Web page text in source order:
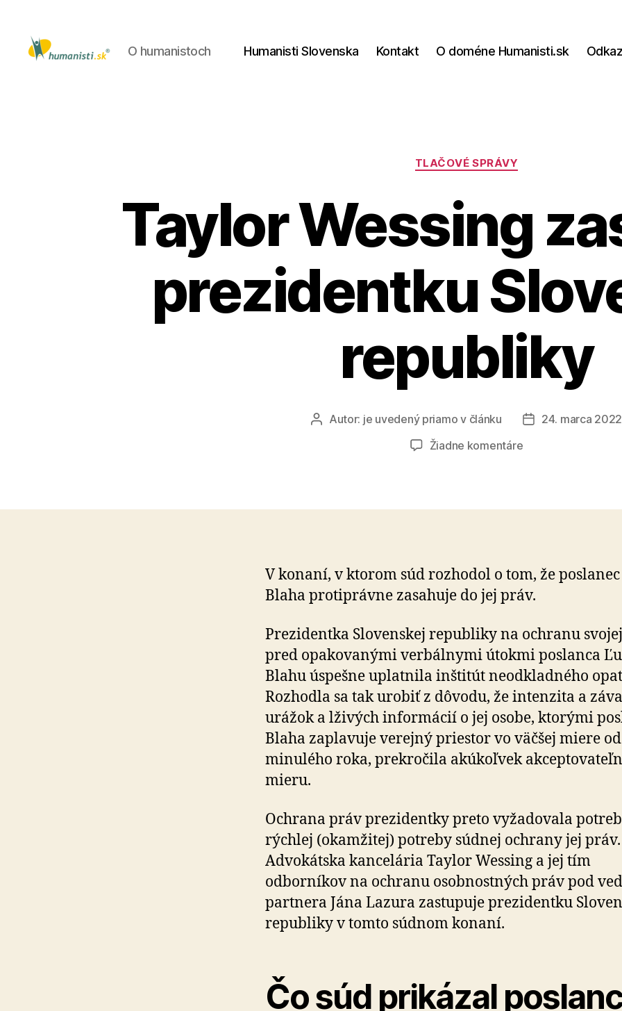
O humanistoch Humanisti Slovenska Kontakt O doméne Humanisti.sk
Kategórie
TLAČOVÉ SPRÁVY
Taylor Wessing
prezidentku
republiky
AutorAutor: je uvedený priamo v článku
Dátum
24. marca 2022
Žiadne komentárena
prezidentku
V konaní, v ktorom súd rozhodol o tom, že
Blaha protiprávne zasahuje do jej práv.
Prezidentka Slovenskej republiky na ochranu
pred opakovanými verbálnymi útokmi poslanca
Blahu úspešne uplatnila inštitút neodkladného
Rozhodla sa tak urobiť z dôvodu, že intenzita a
urážok a lživých informácií o jej osobe, ktorými
Blaha zaplavuje verejný priestor vo väčšej miere
minulého roka, prekročila akúkoľvek
mieru.
Ochrana práv prezidentky preto vyžadovala
rýchlej (okamžitej) potreby súdnej ochrany jej práv.
Advokátska kancelária Taylor Wessing a jej tím
odborníkov na ochranu osobnostných práv pod
partnera Jána Lazura zastupuje prezidentku
republiky v tomto súdnom konaní.
Čo súd prikázal